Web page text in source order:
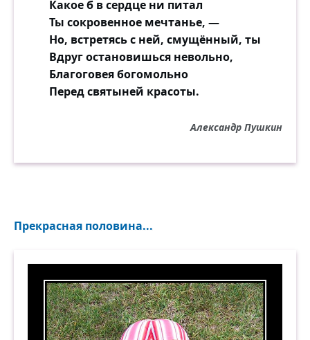
Какое б в сердце ни питал
Ты сокровенное мечтанье, —
Но, встретясь с ней, смущённый, ты
Вдруг остановишься невольно,
Благоговея богомольно
Перед святыней красоты.
Александр Пушкин
Прекрасная половина...